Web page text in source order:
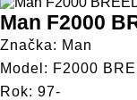
Man F2000
Značka: Man
Model: F2000
Rok: 97-